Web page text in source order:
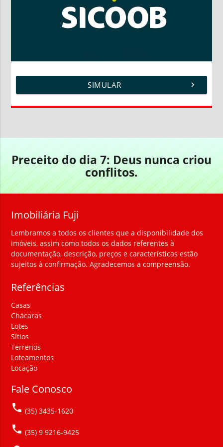
chevron_right
SIMULAR
Preceito do dia 7: Deus nunca criou
conflitos.
Imobiliária Fuji
Lembramos a todos os clientes que a disponibilidade dos
imóveis, assim como todos os dados referentes à
documentação, descrição, preços e características estão
sujeitos à confirmação. Agradecemos a compreensão.
Referências
Casas
Chácaras
Lotes
Sítios
Terrenos
Loteamentos
Locação
Fale Conosco
local_phone (35) 3435-1620
local_phone (35) 9 9216-9425